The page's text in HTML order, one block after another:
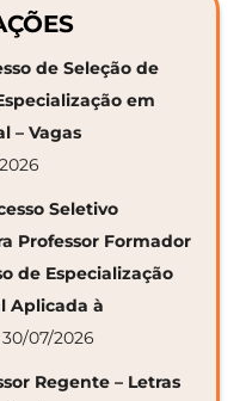
de Seleção de
em
– Vagas
Seletivo
Professor Formador
de Especialização
Aplicada à
30/07/2026
Regente – Letras